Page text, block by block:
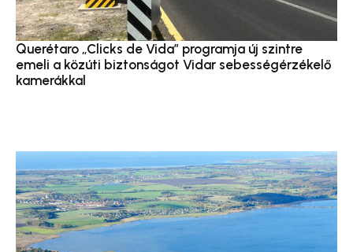
Querétaro „Clicks de Vida” programja új szintre
emeli a közúti biztonságot Vidar sebességérzékelő
kamerákkal